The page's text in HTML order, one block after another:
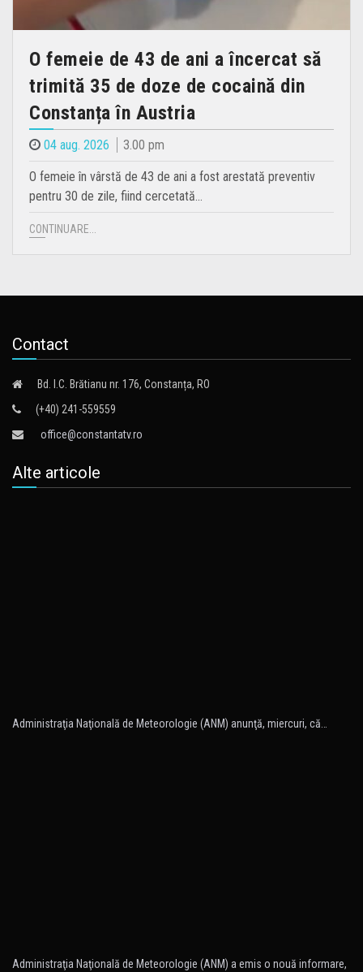
O femeie de 43 de ani a încercat să
trimită 35 de doze de cocaină din
Constanța în Austria
04 aug. 2026 3.00 pm
O femeie în vârstă de 43 de ani a fost arestată preventiv
pentru 30 de zile, fiind cercetată…
CONTINUARE...
Contact
Bd. I.C. Brătianu nr. 176, Constanța, RO
(+40) 241-559559
office@constantatv.ro
Alte articole
Administraţia Naţională de Meteorologie (ANM) anunţă, miercuri, că…
Administraţia Naţională de Meteorologie (ANM) a emis o nouă informare,